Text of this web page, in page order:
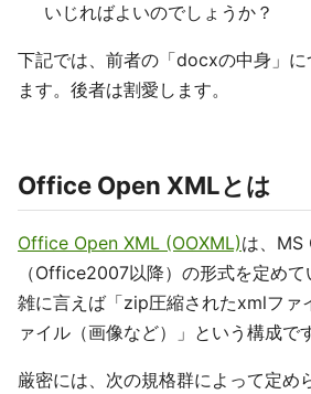
いじればよいのでしょうか？
下記では、前者の「docxの中身」に
ます。後者は割愛します。
Office Open XMLとは
Office Open XML (OOXML)は、MS
（Office2007以降）の形式を定めて
雑に言えば「zip圧縮されたxmlファ
ァイル（画像など）」という構成で
厳密には、次の規格群によって定め